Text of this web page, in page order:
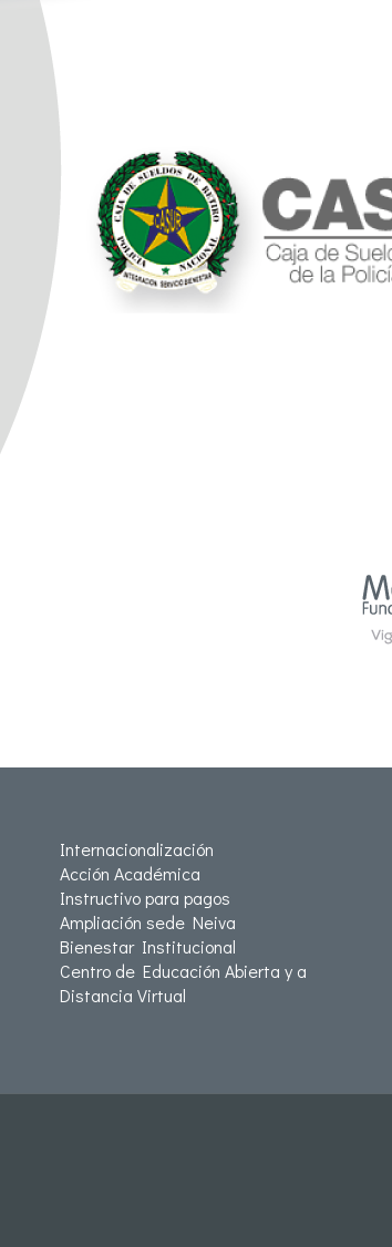
Internacionalización
Acción Académica
Instructivo para pagos
Ampliación sede Neiva
Bienestar Institucional
Centro de Educación Abierta y a
Distancia Virtual